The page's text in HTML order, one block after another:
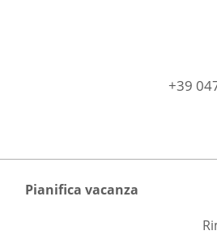
+39
Pianifica vacanza